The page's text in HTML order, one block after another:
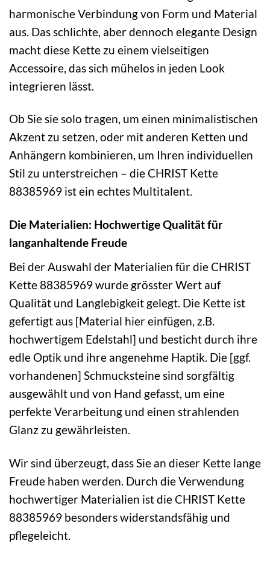
harmonische Verbindung von Form und Material
aus. Das schlichte, aber dennoch elegante Design
macht diese Kette zu einem vielseitigen
Accessoire, das sich mühelos in jeden Look
integrieren lässt.
Ob Sie sie solo tragen, um einen minimalistischen
Akzent zu setzen, oder mit anderen Ketten und
Anhängern kombinieren, um Ihren individuellen
Stil zu unterstreichen – die CHRIST Kette
88385969 ist ein echtes Multitalent.
Die Materialien: Hochwertige Qualität für
langanhaltende Freude
Bei der Auswahl der Materialien für die CHRIST
Kette 88385969 wurde grösster Wert auf
Qualität und Langlebigkeit gelegt. Die Kette ist
gefertigt aus [Material hier einfügen, z.B.
hochwertigem Edelstahl] und besticht durch ihre
edle Optik und ihre angenehme Haptik. Die [ggf.
vorhandenen] Schmucksteine sind sorgfältig
ausgewählt und von Hand gefasst, um eine
perfekte Verarbeitung und einen strahlenden
Glanz zu gewährleisten.
Wir sind überzeugt, dass Sie an dieser Kette lange
Freude haben werden. Durch die Verwendung
hochwertiger Materialien ist die CHRIST Kette
88385969 besonders widerstandsfähig und
pflegeleicht.